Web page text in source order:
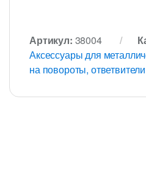
Артикул: 38004
Аксессуары для
на повороты, ответвители